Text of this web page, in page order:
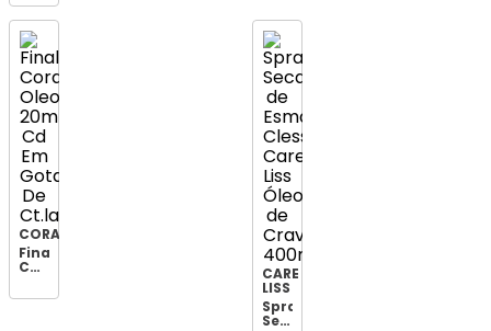
10ml
Oleo
De
Cravo
CORA
Finalizador
Cora
20ml
CARE
LISS
Spray
Secante